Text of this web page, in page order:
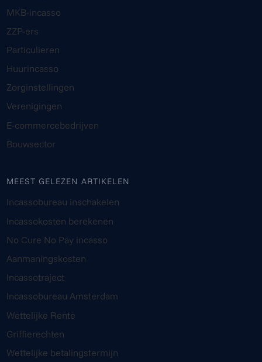
MKB-incasso
ZZP-ers
Particulieren
Huurincasso
Zorginstellingen
Verenigingen
E-commercebedrijven
Bouwsector
MEEST GELEZEN ARTIKELEN
Incassobureau inschakelen
Incassokosten berekenen
No Cure No Pay incasso
Aanmaningskosten
Incassotraject
Incassobureau Amsterdam
Wettelijke Rente
Griffierechten
Wettelijke betalingstermijn